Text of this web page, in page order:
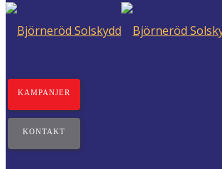
KAMPANJER
KONTAKT